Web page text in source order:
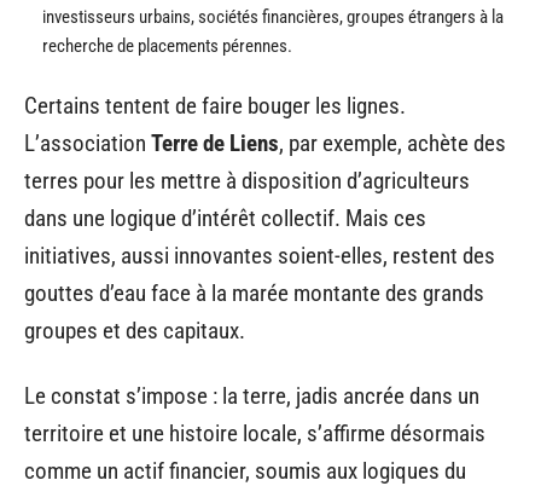
investisseurs urbains, sociétés financières, groupes étrangers à la
recherche de placements pérennes.
Certains tentent de faire bouger les lignes.
L’association Terre de Liens, par exemple, achète des
terres pour les mettre à disposition d’agriculteurs
dans une logique d’intérêt collectif. Mais ces
initiatives, aussi innovantes soient-elles, restent des
gouttes d’eau face à la marée montante des grands
groupes et des capitaux.
Le constat s’impose : la terre, jadis ancrée dans un
territoire et une histoire locale, s’affirme désormais
comme un actif financier, soumis aux logiques du